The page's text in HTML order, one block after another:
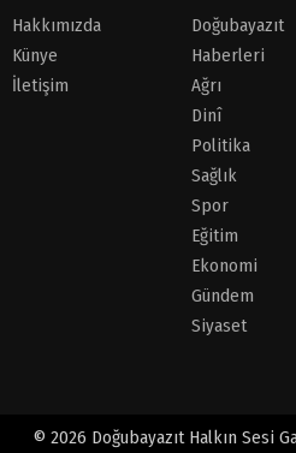
Hakkımızda
Künye
İletişim
Doğubayazıt
Haberleri
Ağrı
Dinî
Politika
Sağlık
Spor
Eğitim
Ekonomi
Gündem
Siyaset
© 2026 Doğubayazıt Halkın Sesi